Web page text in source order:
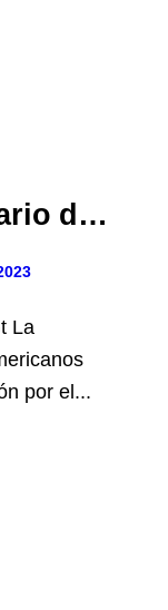
de
por el...